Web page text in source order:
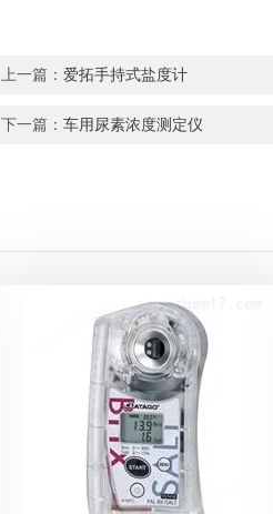
上一篇： 爱拓手持式盐度计
下一篇： 车用尿素浓度测定仪